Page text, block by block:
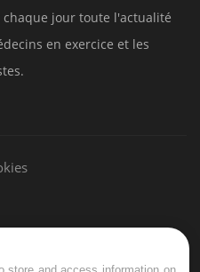
chaque jour toute l'actualité
en exercice et les
store and access information on